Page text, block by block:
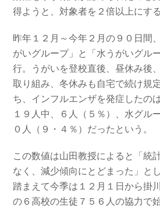
得ようと、対象者を２倍以上にす
昨年１２月～今年２月の９０日間
がいグループ」と「水うがいグル
行。うがいを登校直後、昼休み後
取り組み、冬休みも自宅で続け規
ち、インフルエンザを発症したの
１９人中、６人（５％）、水グル
０人（９・４％）だったという。
この数値は山田教授によると「統
なく、減少傾向にとどまった」と
踏まえて今季は１２月１日から掛
の６高校の生徒７５６人の協力で